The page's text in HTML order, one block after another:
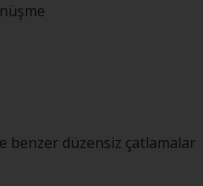
benzer düzensiz çatlamalar